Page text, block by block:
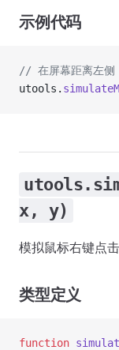
示例代码
// 在屏幕距离左侧
utools.
x, y)
模拟鼠标右键点击
类型定义
function